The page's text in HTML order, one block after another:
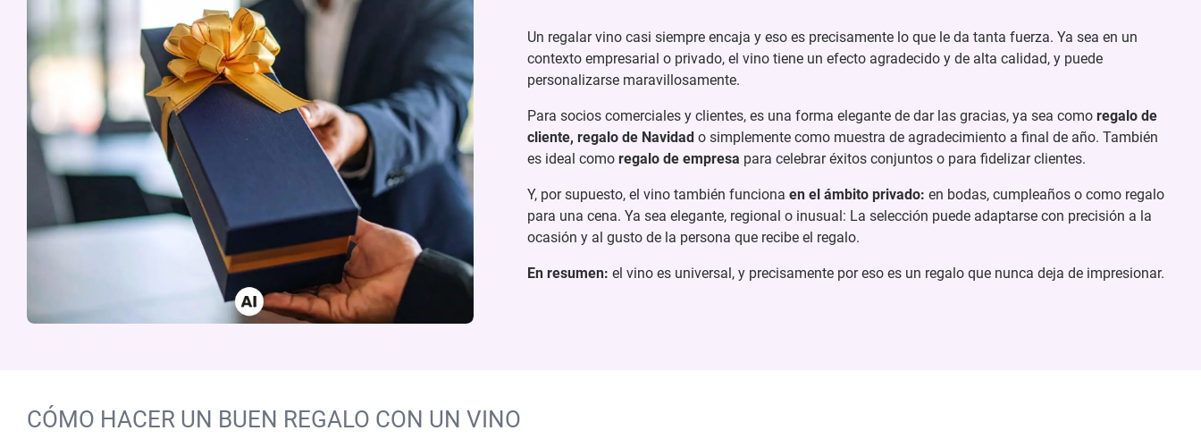
Un regalar vino casi siempre encaja y eso es precisamente lo que le da tanta fuerza. Ya sea en un
contexto empresarial o privado, el vino tiene un efecto agradecido y de alta calidad, y puede
personalizarse maravillosamente.
Para socios comerciales y clientes, es una forma elegante de dar las gracias, ya sea como regalo de
cliente, regalo de Navidad o simplemente como muestra de agradecimiento a final de año. También
es ideal como regalo de empresa para celebrar éxitos conjuntos o para fidelizar clientes.
Y, por supuesto, el vino también funciona en el ámbito privado: en bodas, cumpleaños o como regalo
para una cena. Ya sea elegante, regional o inusual: La selección puede adaptarse con precisión a la
ocasión y al gusto de la persona que recibe el regalo.
En resumen: el vino es universal, y precisamente por eso es un regalo que nunca deja de impresionar.
CÓMO HACER UN BUEN REGALO CON UN VINO